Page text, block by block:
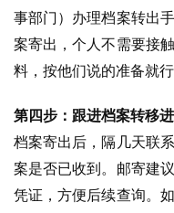
事部门）办理档案转出
案寄出，个人不需要接
料，按他们说的准备就行
第四步：跟进档案转移进
档案寄出后，隔几天联
案是否已收到。邮寄建
凭证，方便后续查询。